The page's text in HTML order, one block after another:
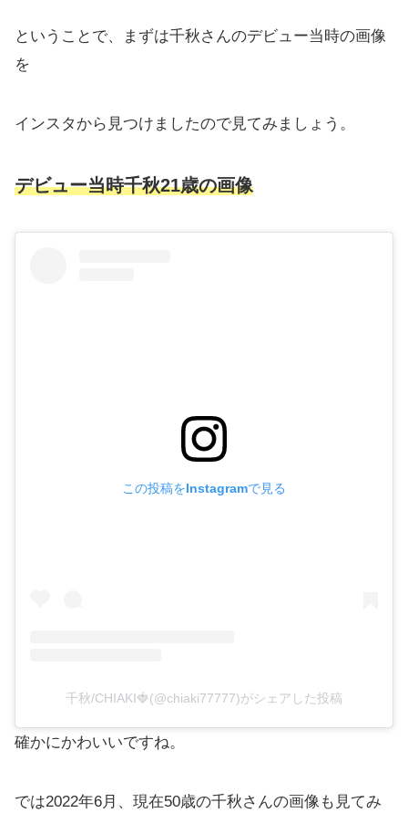
ということで、まずは千秋さんのデビュー当時の画像
を
インスタから見つけましたので見てみましょう。
デビュー当時千秋21歳の画像
この投稿をInstagramで見る
千秋/CHIAKI🍓(@chiaki77777)がシェアした投稿
確かにかわいいですね。
では2022年6月、現在50歳の千秋さんの画像も見てみ